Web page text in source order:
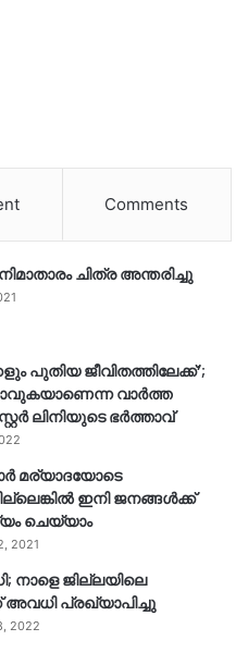
Comments
ചിത്ര അന്തരിച്ചു
പുതിയ ജീവിതത്തിലേക്ക്’;
വാർത്ത
ലിനിയുടെ ഭർത്താവ്
മര്യാദയോടെ
ഇനി ജനങ്ങള്‍ക്ക്
ചെയ്യാം
2021
നാളെ ജില്ലയിലെ
പ്രഖ്യാപിച്ചു
2022